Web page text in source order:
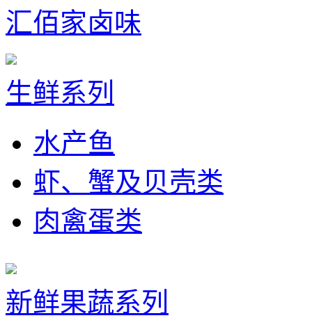
汇佰家卤味
生鲜系列
水产鱼
虾、蟹及贝壳类
肉禽蛋类
新鲜果蔬系列